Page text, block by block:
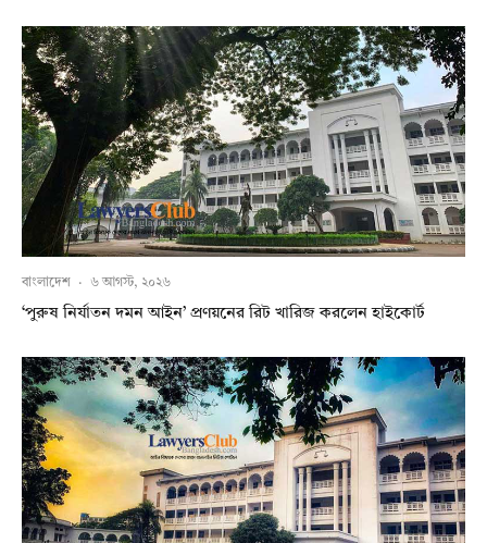
বাংলাদেশ · ৬ আগস্ট, ২০২৬
‘পুরুষ নির্যাতন দমন আইন’ প্রণয়নের রিট খারিজ করলেন হাইকোর্ট